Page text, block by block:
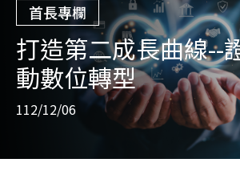
首長專欄
打造第二成長曲線--
動數位轉型
112/12/06